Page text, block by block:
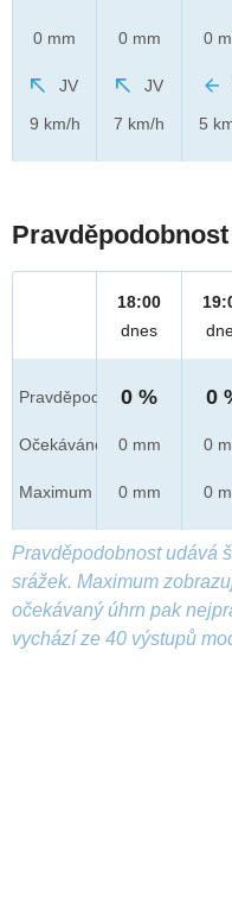
0 mm
JV
9 km/h
0 mm
JV
7 km/h
0
5
Pravděpod.
Očekáváno
Maximum
18:00
dnes
0 %
0 mm
0 mm
0
0
0
Pravděpodobnost udává
srážek. Maximum
očekávaný úhrn pak
vychází ze 40 výstupů